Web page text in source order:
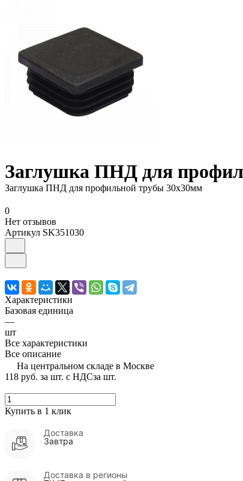
Заглушка ПНД для
Заглушка ПНД для профильной трубы 30х30мм
0
Нет отзывов
Артикул SK351030
Характеристики
Базовая единица
—
шт
Все характеристики
Все описание
На центральном складе в Москве
118 руб. за шт. с НДСза шт.
Купить в 1 клик
Доставка
Завтра
Доставка в регионы